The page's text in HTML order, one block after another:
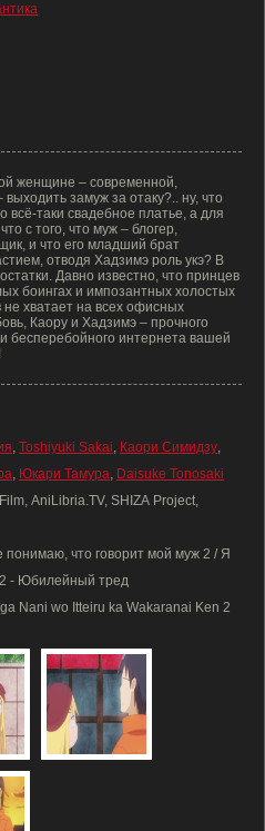
женщине – современной,
замуж за отаку?.. ну, что
всё-таки свадебное платье, а для
с того, что муж – блогер,
и что его младший брат
отводя Хадзимэ роль укэ? В
Давно известно, что принцев
боингах и импозантных холостых
хватает на всех офисных
Каору и Хадзимэ – прочного
бесперебойного интернета вашей
, Toshiyuki Sakai, Каори Симидзу,
, Юкари Тамура, Daisuke Tonosaki
AniLibria.TV, SHIZA Project,
понимаю, что говорит мой муж 2 / Я
- Юбилейный тред
Nani wo Itteiru ka Wakaranai Ken 2